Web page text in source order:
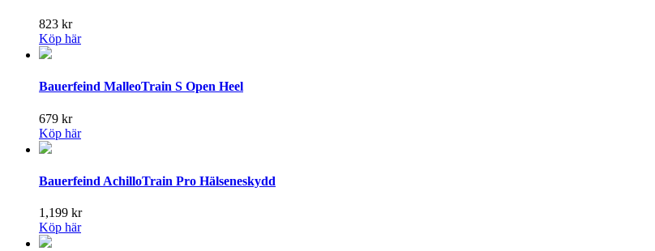
823 kr
Köp här
Bauerfeind MalleoTrain S Open Heel
679 kr
Köp här
Bauerfeind AchilloTrain Pro Hälseneskydd
1,199 kr
Köp här